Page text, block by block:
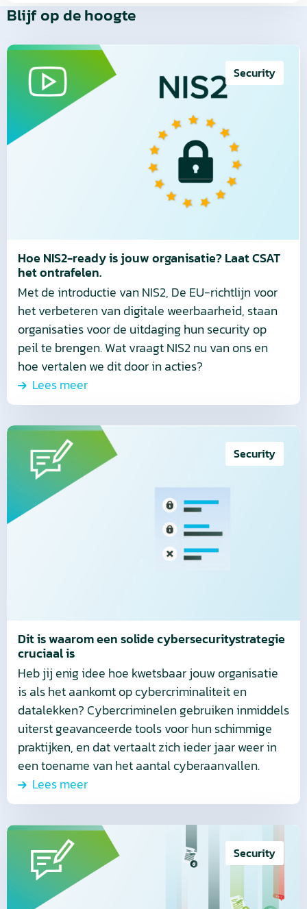
Blijf op de hoogte
Hoe NIS2-ready is jouw organisatie? Laat CSAT
het ontrafelen.
Security
Met de introductie van NIS2, De EU-richtlijn voor
het verbeteren van digitale weerbaarheid, staan
organisaties voor de uitdaging hun security op
peil te brengen. Wat vraagt NIS2 nu van ons en
hoe vertalen we dit door in acties?
Lees meer
Lees
meer
over
NIS2-
ready
het
ontrafelen.
Dit is waarom een solide cybersecuritystrategie
cruciaal is
Security
Heb jij enig idee hoe kwetsbaar jouw organisatie
is als het aankomt op cybercriminaliteit en
datalekken? Cybercriminelen gebruiken inmiddels
uiterst geavanceerde tools voor hun schimmige
praktijken, en dat vertaalt zich ieder jaar weer in
een toename van het aantal cyberaanvallen.
Lees meer
Lees
meer
waarom
Security
Lees
meer
Cybersecurity